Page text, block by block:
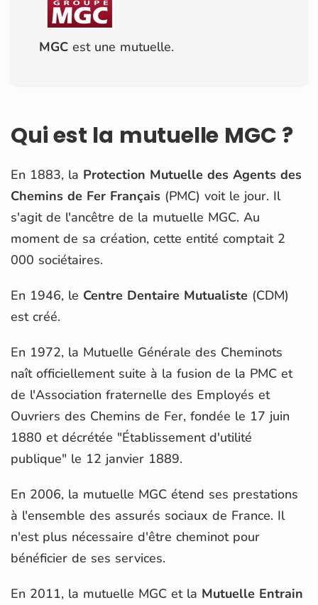
MGC est une mutuelle.
Qui est la mutuelle MGC ?
En 1883, la Protection Mutuelle des Agents des
Chemins de Fer Français (PMC) voit le jour. Il
s'agit de l'ancêtre de la mutuelle MGC. Au
moment de sa création, cette entité comptait 2
000 sociétaires.
En 1946, le Centre Dentaire Mutualiste (CDM)
est créé.
En 1972, la Mutuelle Générale des Cheminots
naît officiellement suite à la fusion de la PMC et
de l'Association fraternelle des Employés et
Ouvriers des Chemins de Fer, fondée le 17 juin
1880 et décrétée "Établissement d'utilité
publique" le 12 janvier 1889.
En 2006, la mutuelle MGC étend ses prestations
à l'ensemble des assurés sociaux de France. Il
n'est plus nécessaire d'être cheminot pour
bénéficier de ses services.
En 2011, la mutuelle MGC et la Mutuelle Entrain